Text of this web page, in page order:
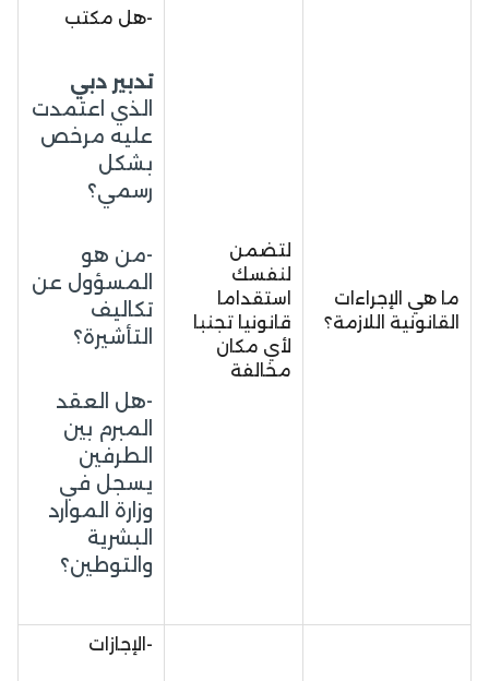
ما هي الإجراءات
القانونية اللازمة؟
لتضمن
لنفسك
استقداما
قانونيا تجنبا
لأي مكان
مخالفة
-هل مكتب
تدبير دبي
الذي اعتمدت
عليه مرخص
بشكل
رسمي؟
-من هو
المسؤول عن
تكاليف
التأشيرة؟
-هل العقد
المبرم بين
الطرفين
يسجل في
وزارة الموارد
البشرية
والتوطين؟
-الإجازات